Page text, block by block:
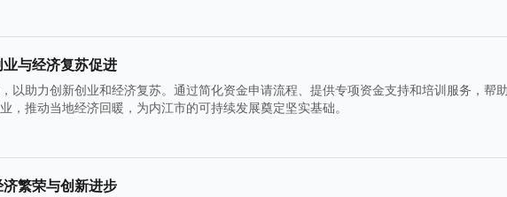
与经济复苏促进
以助力创新创业和经济复苏。通过简化资金申请流程、提供专项资金支持和培训服务，帮
，推动当地经济回暖，为内江市的可持续发展奠定坚实基础。
繁荣与创新进步